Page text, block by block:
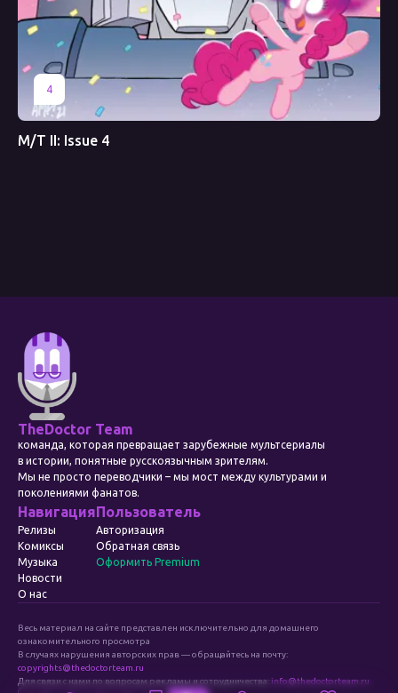
4
M/T II: Issue 4
TheDoctor Team
команда, которая превращает зарубежные мультсериалы
в истории, понятные русскоязычным зрителям.
Мы не просто переводчики – мы мост между культурами и
поколениями фанатов.
Навигация
Релизы
Комиксы
Музыка
Новости
О нас
Пользователь
Авторизация
Обратная связь
Оформить Premium
Весь материал на сайте представлен исключительно для домашнего
ознакомительного просмотра
В случаях нарушения авторских прав — обращайтесь на почту:
copyrights@thedoctorteam.ru
Для связи с нами по вопросам рекламы и сотрудничества: info@thedoctorteam.ru